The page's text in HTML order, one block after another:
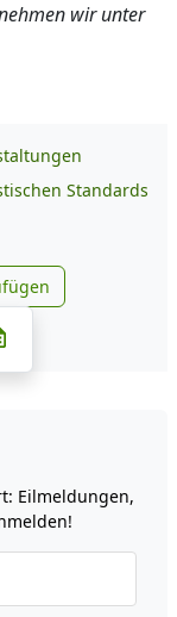
wir unter
Standards
Google
auf Telegram
X
Eilmeldungen,